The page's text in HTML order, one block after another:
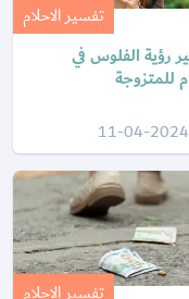
تفسير الاحلام
رؤية الفلوس في
للمتزوجة
11-04-2024
تفسير الاحلام